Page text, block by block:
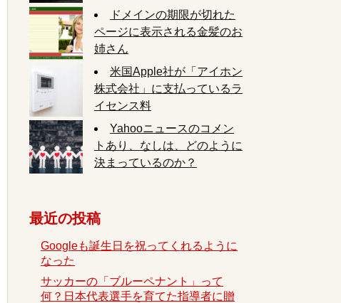
ドメインの期限が切れた
ページに表示される金髪のお
姉さん
米国Apple社が「アイホン
株式会社」に支払っているラ
イセンス料
Yahooニュースのコメン
トあり、なしは、どのように
決まっているのか？
最近の投稿
Googleも誕生日を祝ってくれるように
なった
サッカーの「ブルーペナント」って
何？日本代表選手を育てた指導者に贈